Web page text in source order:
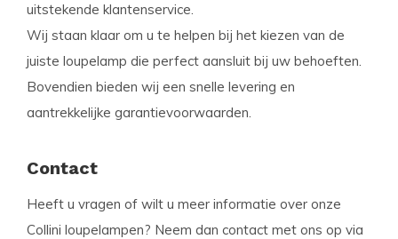
uitstekende klantenservice.
Wij staan klaar om u te helpen bij het kiezen van de
juiste loupelamp die perfect aansluit bij uw behoeften.
Bovendien bieden wij een snelle levering en
aantrekkelijke garantievoorwaarden.
Contact
Heeft u vragen of wilt u meer informatie over onze
Collini loupelampen? Neem dan contact met ons op via